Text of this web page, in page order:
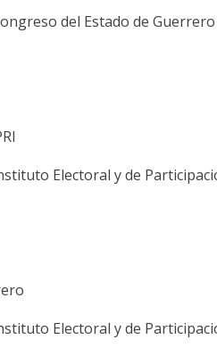
del Estado de
Electoral y de
Electoral y de